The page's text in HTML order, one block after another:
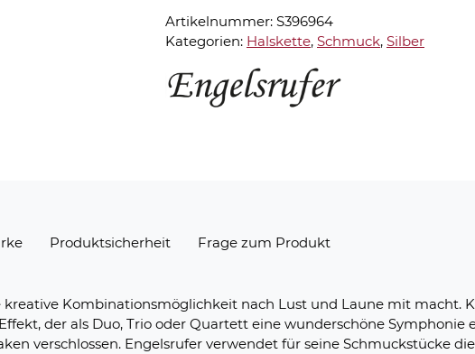
Artikelnummer: S396964
Kategorien: Halskette, Schmuck, Silber
Produktsicherheit Frage zum Produkt
kreative Kombinationsmöglichkeit nach Lust und Laune mit macht.
der als Duo, Trio oder Quartett eine wunderschöne Symphonie
verschlossen. Engelsrufer verwendet für seine Schmuckstücke